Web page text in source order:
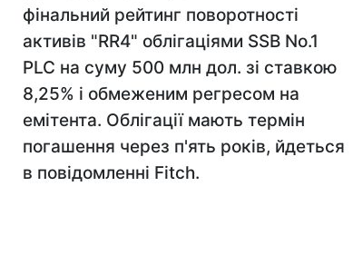
фінальний рейтинг поворотності
активів "RR4" облігаціями SSB No.1
PLC на суму 500 млн дол. зі ставкою
8,25% і обмеженим регресом на
емітента. Облігації мають термін
погашення через п'ять років, йдеться
в повідомленні Fitch.